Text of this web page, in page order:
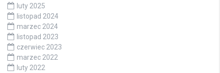
luty 2025
listopad 2024
marzec 2024
listopad 2023
czerwiec 2023
marzec 2022
luty 2022